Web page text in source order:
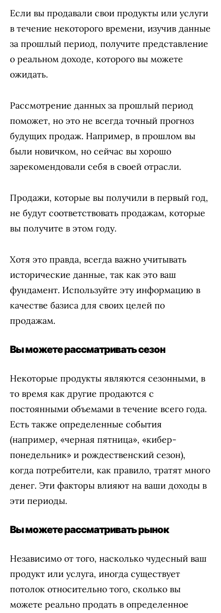
Если вы продавали свои продукты или услуги
в течение некоторого времени, изучив данные
за прошлый период, получите представление
о реальном доходе, которого вы можете
ожидать.
Рассмотрение данных за прошлый период
поможет, но это не всегда точный прогноз
будущих продаж. Например, в прошлом вы
были новичком, но сейчас вы хорошо
зарекомендовали себя в своей отрасли.
Продажи, которые вы получили в первый год,
не будут соответствовать продажам, которые
вы получите в этом году.
Хотя это правда, всегда важно учитывать
исторические данные, так как это ваш
фундамент. Используйте эту информацию в
качестве базиса для своих целей по
продажам.
Вы можете рассматривать сезон
Некоторые продукты являются сезонными, в
то время как другие продаются с
постоянными объемами в течение всего года.
Есть также определенные события
(например, «черная пятница», «кибер-
понедельник» и рождественский сезон),
когда потребители, как правило, тратят много
денег. Эти факторы влияют на ваши доходы в
эти периоды.
Вы можете рассматривать рынок
Независимо от того, насколько чудесный ваш
продукт или услуга, иногда существует
потолок относительно того, сколько вы
можете реально продать в определенное